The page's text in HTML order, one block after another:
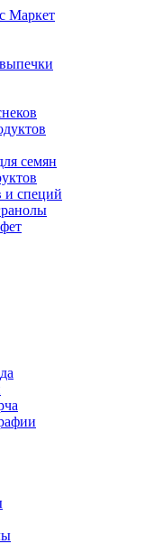
Маркет
семян
и специй